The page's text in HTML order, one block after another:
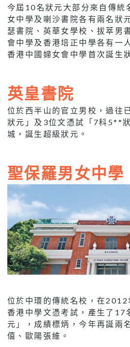
今屆10名狀元大部分來自傳統
女中學及喇沙書院各有兩名狀
瑟書院、英華女學校、拔萃男
會中學及香港培正中學各有一
香港中國婦女會中學首次誕生
英皇書院
位於西半山的官立男校，過往
狀元」及3位文憑試「7科5**
城，誕生超級狀元。
聖保羅男女中學
位於中環的傳統名校，在
香港中學文憑考試，產生了17
元」，成績標炳，今年再誕兩
僖、歐陽張維。